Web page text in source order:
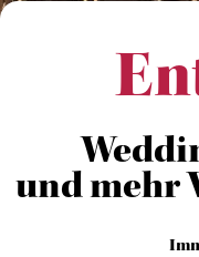
und mehr